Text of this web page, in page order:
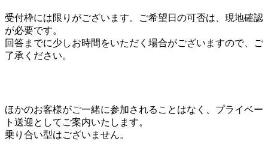
受付枠には限りがございます。ご希望日の可否は、現地確認
が必要です。
回答までに少しお時間をいただく場合がございますので、ご
了承ください。
ほかのお客様がご一緒に参加されることはなく、プライベー
ト送迎としてご案内いたします。
乗り合い型はございません。